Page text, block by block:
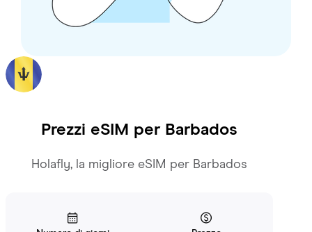
Prezzi eSIM per Barbados
Holafly, la migliore eSIM per Barbados